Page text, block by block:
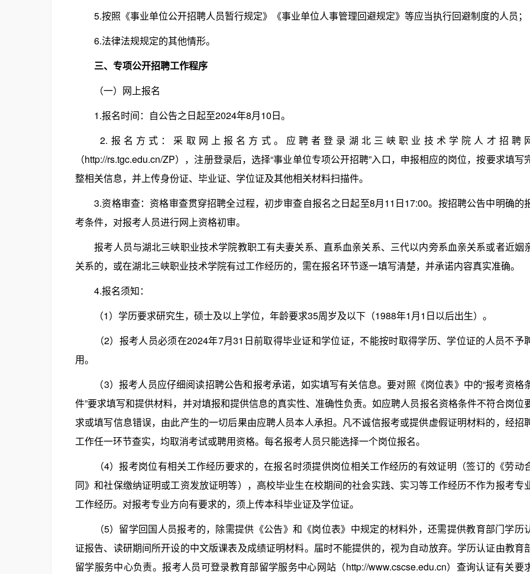
5.按照《事业单位公开招聘人员暂行规定》《事业单位人事管理回避规定》等应当执行回避制度的人员；
6.法律法规规定的其他情形。
三、专项公开招聘工作程序
（一）网上报名
1.报名时间：自公告之日起至2024年8月10日。
2.报名方式：采取网上报名方式。应聘者登录湖北三峡职业技术学院人才招聘
（http://rs.tgc.edu.cn/ZP），注册登录后，选择“事业单位专项公开招聘”入口，申报相应的岗位，按要求填写
整相关信息，并上传身份证、毕业证、学位证及其他相关材料扫描件。
3.资格审查：资格审查贯穿招聘全过程，初步审查自报名之日起至8月11日17:00。按招聘公告中明确的
考条件，对报考人员进行网上资格初审。
报考人员与湖北三峡职业技术学院教职工有夫妻关系、直系血亲关系、三代以内旁系血亲关系或者近姻
关系的，或在湖北三峡职业技术学院有过工作经历的，需在报名环节逐一填写清楚，并承诺内容真实准确。
4.报名须知：
（1）学历要求研究生，硕士及以上学位，年龄要求35周岁及以下（1988年1月1日以后出生）。
（2）报考人员必须在2024年7月31日前取得毕业证和学位证，不能按时取得学历、学位证的人员不予
用。
（3）报考人员应仔细阅读招聘公告和报考承诺，如实填写有关信息。要对照《岗位表》中的“报考资格
件”要求填写和提供材料，并对填报和提供信息的真实性、准确性负责。如应聘人员报名资格条件不符合岗位
求或填写信息错误，由此产生的一切后果由应聘人员本人承担。凡不诚信报考或提供虚假证明材料的，经招
工作任一环节查实，均取消考试或聘用资格。每名报考人员只能选择一个岗位报名。
（4）报考岗位有相关工作经历要求的，在报名时须提供岗位相关工作经历的有效证明（签订的《劳动
同》和社保缴纳证明或工资发放证明等），高校毕业生在校期间的社会实践、实习等工作经历不作为报考专
工作经历。对报考专业方向有要求的，须上传本科毕业证及学位证。
（5）留学回国人员报考的，除需提供《公告》和《岗位表》中规定的材料外，还需提供教育部门学历
证报告、读研期间所开设的中文版课表及成绩证明材料。届时不能提供的，视为自动放弃。学历认证由教育
留学服务中心负责。报考人员可登录教育部留学服务中心网站（http://www.cscse.edu.cn）查询认证有关要